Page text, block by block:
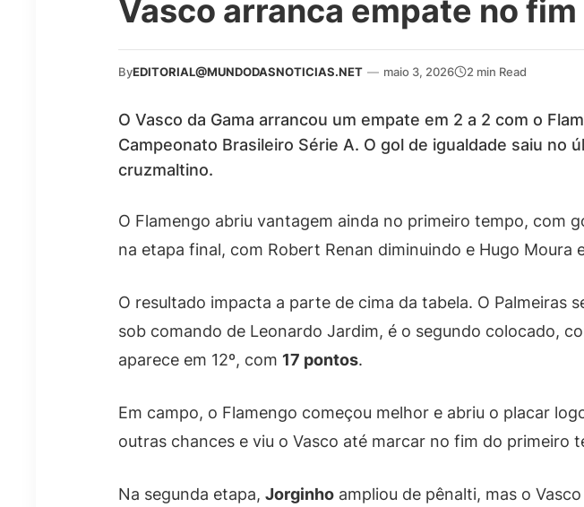
Vasco arranca empate no
ByEDITORIAL@MUNDODASNOTICIAS.NET — maio 3, 2026 2 min Read
O Vasco da Gama arrancou um empate em 2 a 2 com o
Campeonato Brasileiro Série A. O gol de igualdade saiu
cruzmaltino.
O Flamengo abriu vantagem ainda no primeiro tempo, com
na etapa final, com Robert Renan diminuindo e Hugo Moura
O resultado impacta a parte de cima da tabela. O Palmeiras
sob comando de Leonardo Jardim, é o segundo colocado,
aparece em 12º, com 17 pontos.
Em campo, o Flamengo começou melhor e abriu o placar
outras chances e viu o Vasco até marcar no fim do primeiro
Na segunda etapa, Jorginho ampliou de pênalti, mas o